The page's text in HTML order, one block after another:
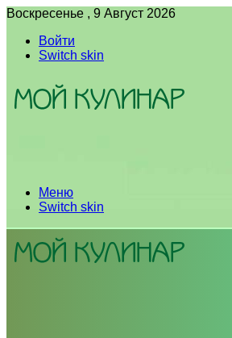
Воскресенье , 9 Август 2026
Войти
Switch skin
Меню
Switch skin